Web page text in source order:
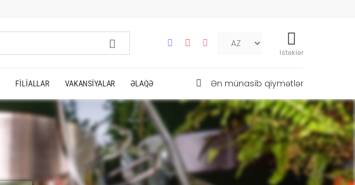
İstəklər
FILIALLAR VAKANSIYALAR ƏLAQƏ Ən münasib qiymətlər